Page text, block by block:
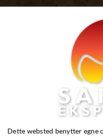
Dette websted benytter egne